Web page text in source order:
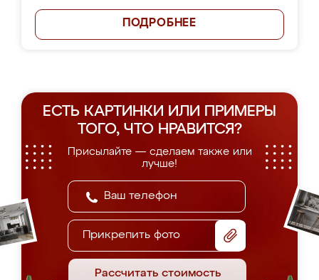
ПОДРОБНЕЕ
ЕСТЬ КАРТИНКИ ИЛИ ПРИМЕРЫ
ТОГО, ЧТО НРАВИТСЯ?
Присылайте — сделаем также или
лучше!
Прикрепить фото
Рассчитать стоимость